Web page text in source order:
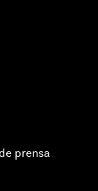
prensa